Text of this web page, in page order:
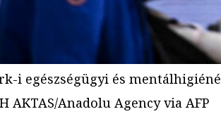
i egészségügyi és
AKTAS/Anadolu Agency via AFP